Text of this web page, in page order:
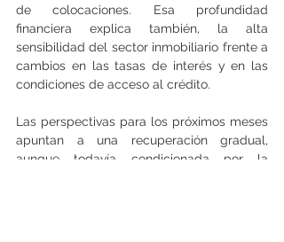
de colocaciones. Esa profundidad
financiera explica también, la alta
sensibilidad del sector inmobiliario frente a
cambios en las tasas de interés y en las
condiciones de acceso al crédito.
Las perspectivas para los próximos meses
apuntan a una recuperación gradual,
aunque todavía condicionada por la